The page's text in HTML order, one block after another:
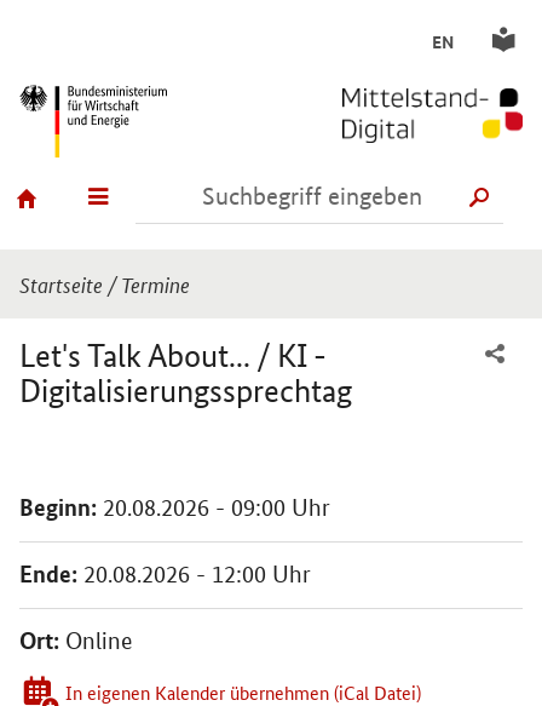
EN
Sie sind hier:
Startseite /Termine
Let's Talk About... / KI -
Digitalisierungssprechtag
Beginn: 20.08.2026 - 09:00 Uhr
Ende: 20.08.2026 - 12:00 Uhr
Ort: Online
In eigenen Kalender übernehmen (iCal Datei)